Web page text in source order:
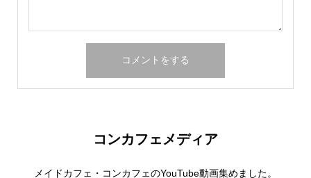
コンカフェメディア
メイドカフェ・コンカフェのYouTube動画集めました。